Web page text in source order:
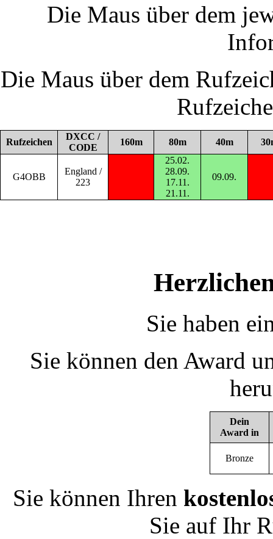
Die Maus über dem
Die Maus über dem
Rufzeichen
DXCC /
CODE
160m 80m 40m
G4OBB
England /
223
25.02.
28.09.
17.11.
21.11.
09.09.
Sie haben
Sie können den Award
Dein
Award in
Bronze
Sie können Ihren
Sie auf Ihr